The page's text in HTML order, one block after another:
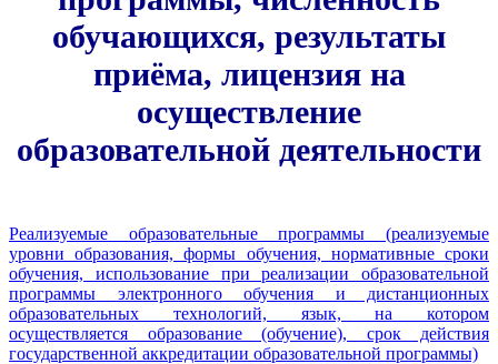
обучающихся, результаты
приёма, лицензия на
осуществление
образовательной деятельности
Реализуемые образовательные программы (реализуемые
уровни образования, формы обучения, нормативные сроки
обучения, использование при реализации образовательной
программы электронного обучения и дистанционных
образовательных технологий, язык, на котором
осуществляется образование (обучение), срок действия
государственной аккредитации образовательной программы)